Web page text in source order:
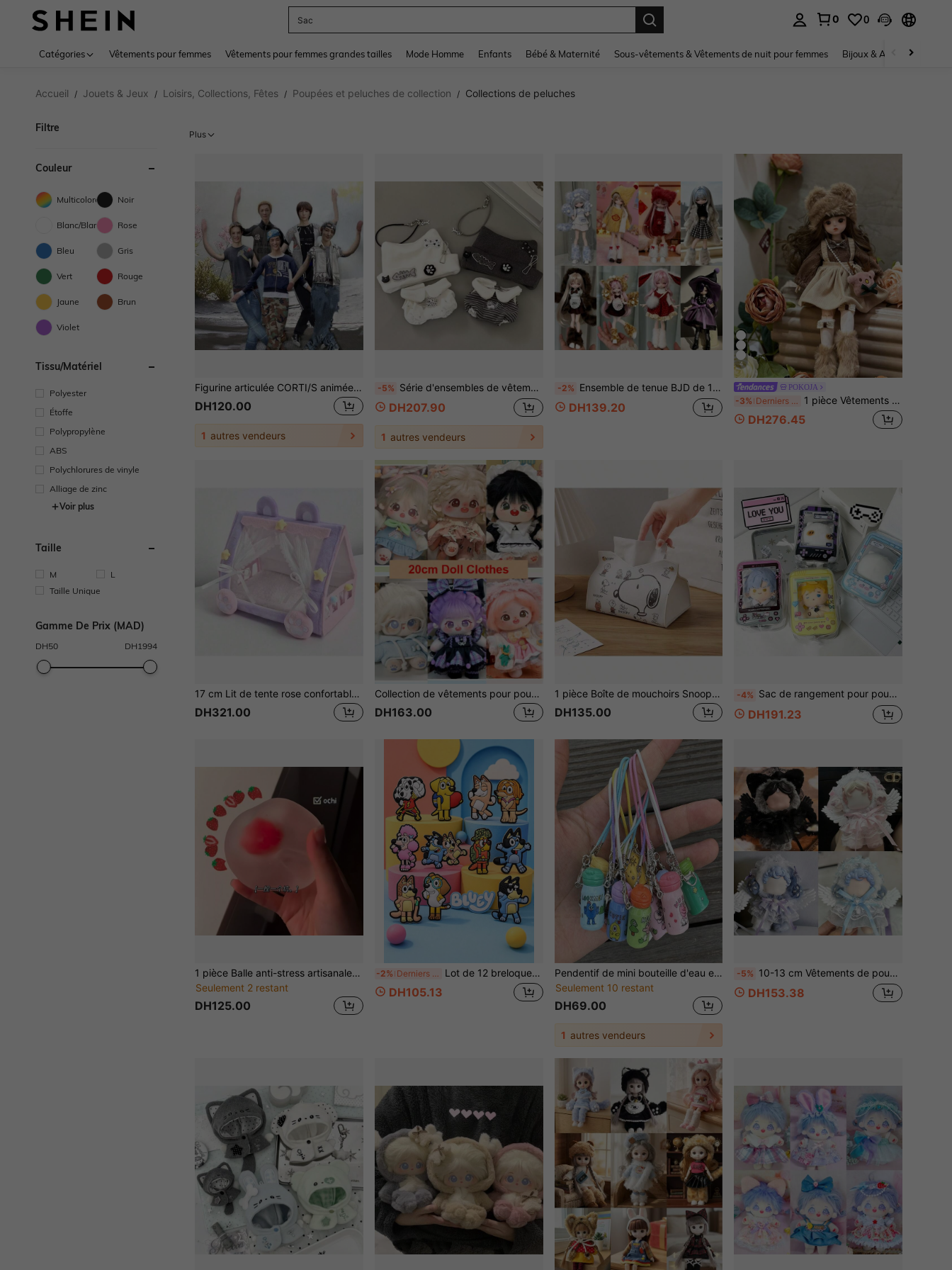
Sac
0 0
Catégories Vêtements pour femmes Vêtements pour femmes grandes tailles Mode Homme Enfants Bébé & Maternité Sous-vêtements & Vêtements de nuit pour femmes Bijoux & Accessoires pour
Accueil / Jouets & Jeux / Loisirs, Collections, Fêtes / Poupées et peluches de collection / Collections de peluches
Filtre
Couleur
Multicolore Noir
Blanc/Blanche Rose
Bleu Gris
Vert Rouge
Jaune Brun
Violet
Tissu/matériel
Polyester
Étoffe
Polypropylène
ABS
Polychlorures de vinyle
Alliage de zinc
Voir plus
Taille
M
L
Taille Unique
Gamme De Prix (MAD)
DH50 DH1994
Plus
Figurine articulée CORTI/S animée 30 cm, entièrement articulée - Cadeau parfait pour petit ami/petite amie, décoration de chambre, meilleur cadeau d'anniversaire, cadeau de Noël
DH120.00
1 autres vendeurs
-5% Série d'ensembles de vêtements pour poupée 10cm/20cm, tenue de poupée, ensemble de vêtements, accessoires de poupée, vêtements de poupée en peluche, vêtements de poupée de fan de célébrité, cadeaux de fête, cadeaux d'anniversaire (poupée non incluse)
DH207.90
1 autres vendeurs
-2% Ensemble de tenue BJD de 17 cm, tenue de costume BJD exquise, mignonne et belle, accessoires interchangeables, cadeau pour le Nouvel An/Noël/anniversaire (tenue uniquement, poupée et chaussures non incluses)
DH139.20
4
POKOJA
-3% Derniers 3 jours 1 pièce Vêtements de poupée fée de la forêt de 30 cm, robe en dentelle florale, tenue de poupée BJD SD faite à la main avec détails, tenue de princesse pour fête, collection de cadeaux pour filles, accessoire photo de printemps, non rembourré
DH276.45
17 cm Lit de tente rose confortable 1ère/2ème/3ème génération Figurine en porcelaine matelassée, Décoration de lit de tente mignonne, Accessoire suspendu pour petit chien
DH321.00
Collection de vêtements pour poupée de 20 cm, ensembles de tenues mignonnes, vêtements de poupée pour s'habiller, cadeau de garde-robe Labu, idéal pour les amis et la famille, remplissage de panier de Pâques
DH163.00
1 pièce Boîte de mouchoirs Snoopy mignonne, porte-mouchoirs pour salon et chambre, boîte de rangement multifonctionnelle, cadeau du Nouvel An, cadeau de la Saint-Valentin, cadeau de Pâques [Style aléatoire]
DH135.00
-4% Sac de rangement pour poupée en peluche 10/13cm, sac d'exposition transparent en PVC pour poupée, sac transparent pour poupée SP, sac de rangement en peluche, boîte de rangement transparente avec porte-clés, convient pour les poupées de dessins animés anime, produits dérivés pour fans [Sac + Porte-clés aléatoire uniquement]
DH191.23
1 pièce Balle anti-stress artisanale rose fleur de cerisier à l'huile de noix de coco, jouet DIY
Seulement 2 restant
DH125.00
-2% Derniers 3 jours Lot de 12 breloques colorées et amusantes sur le thème du bingo et de leurs amis. Idéales pour décorer une chambre, réaliser des projets de bricolage, personnaliser des objets créatifs et offrir des cadeaux originaux aux fans. Parfaites comme petits présents lors d'une fête (style aléatoire).
DH105.13
Pendentif de mini bouteille d'eau exclusive Labu
Seulement 10 restant
DH69.00
1 autres vendeurs
-5% 10-13 cm Vêtements de poupée, ensemble d'accessoires de poupée mignons, convient aux jouets en peluche SP
DH153.38